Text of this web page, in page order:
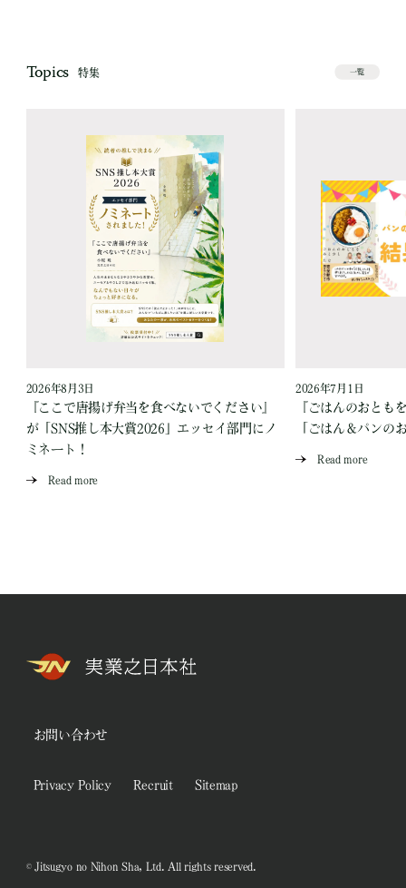
Topics 特集 一覧
2026年8月3日
『ここで唐揚げ弁当を食べないでください』
が「SNS推し本大賞2026」エッセイ部門にノ
ミネート！
Read more
2026年7月1日
『ごはんのおとも
「ごはん＆パンの
Read more
お問い合わせ
Privacy Policy Recruit Sitemap
© Jitsugyo no Nihon Sha, Ltd. All rights reserved.